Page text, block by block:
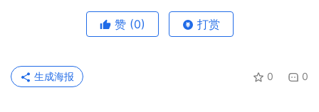
赞 (0) 打赏
0 0
生成海报